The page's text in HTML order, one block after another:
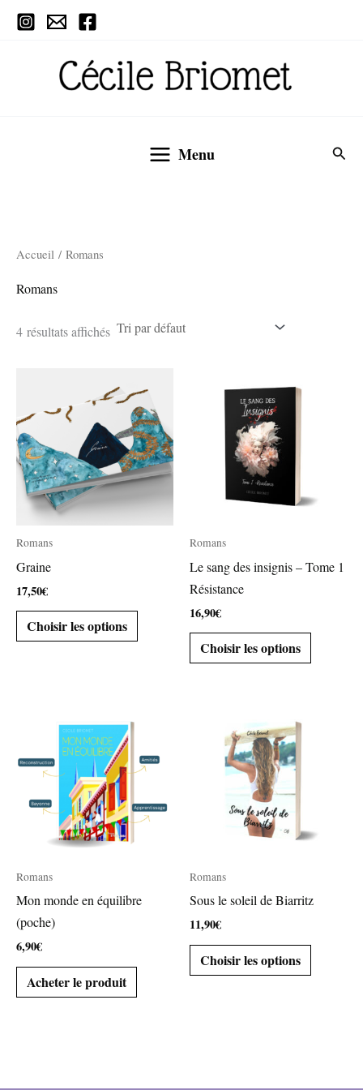
Aller
Menu
Accueil / Romans
Romans
4 résultats affichés
Romans
Graine
17,50€
Choisir les options
Romans
Le sang des insignis – Tome 1
Résistance
16,90€
Choisir les options
Romans
Mon monde en équilibre
(poche)
6,90€
Acheter le produit
Romans
Sous le soleil de Biarritz
11,90€
Choisir les options